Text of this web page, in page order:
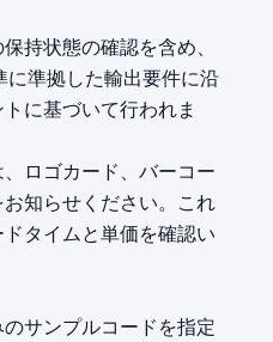
持状態の確認を含め、
に準拠した輸出要件に沿
に基づいて行われま
ロゴカード、バーコー
知らせください。これ
タイムと単価を確認い
サンプルコードを指定